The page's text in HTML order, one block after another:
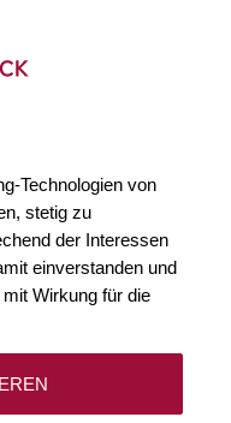
Technologien von
stetig zu
der Interessen
einverstanden und
Wirkung für die
Bildgalerie springen
Zum Anfang der